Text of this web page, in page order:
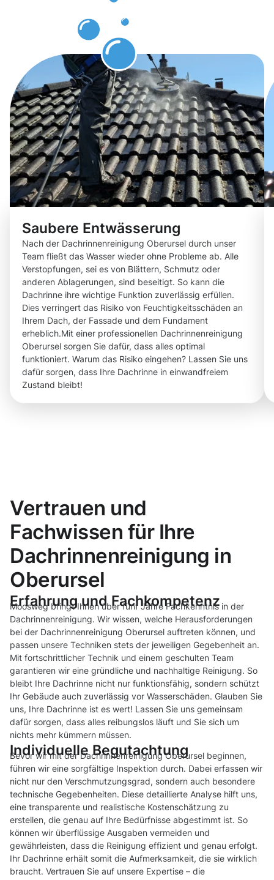
Saubere Entwässerung
Nach der Dachrinnenreinigung Oberursel durch unser
Team fließt das Wasser wieder ohne Probleme ab. Alle
Verstopfungen, sei es von Blättern, Schmutz oder
anderen Ablagerungen, sind beseitigt. So kann die
Dachrinne ihre wichtige Funktion zuverlässig erfüllen.
Dies verringert das Risiko von Feuchtigkeitsschäden an
Ihrem Dach, der Fassade und dem Fundament
erheblich.Mit einer professionellen Dachrinnenreinigung
Oberursel sorgen Sie dafür, dass alles optimal
funktioniert. Warum das Risiko eingehen? Lassen Sie uns
dafür sorgen, dass Ihre Dachrinne in einwandfreiem
Zustand bleibt!
Vertrauen und
Fachwissen für Ihre
Dachrinnenreinigung in
Oberursel
Erfahrung und Fachkompetenz
Moosweg bringt Ihnen über fünf Jahre Fachkenntnis in der
Dachrinnenreinigung. Wir wissen, welche Herausforderungen
bei der Dachrinnenreinigung Oberursel auftreten können, und
passen unsere Techniken stets der jeweiligen Gegebenheit an.
Mit fortschrittlicher Technik und einem geschulten Team
garantieren wir eine gründliche und nachhaltige Reinigung. So
bleibt Ihre Dachrinne nicht nur funktionsfähig, sondern schützt
Ihr Gebäude auch zuverlässig vor Wasserschäden. Glauben Sie
uns, Ihre Dachrinne ist es wert! Lassen Sie uns gemeinsam
dafür sorgen, dass alles reibungslos läuft und Sie sich um
nichts mehr kümmern müssen.
Individuelle Begutachtung
Bevor wir mit der Dachrinnenreinigung Oberursel beginnen,
führen wir eine sorgfältige Inspektion durch. Dabei erfassen wir
nicht nur den Verschmutzungsgrad, sondern auch besondere
technische Gegebenheiten. Diese detaillierte Analyse hilft uns,
eine transparente und realistische Kostenschätzung zu
erstellen, die genau auf Ihre Bedürfnisse abgestimmt ist. So
können wir überflüssige Ausgaben vermeiden und
gewährleisten, dass die Reinigung effizient und genau erfolgt.
Ihr Dachrinne erhält somit die Aufmerksamkeit, die sie wirklich
braucht. Vertrauen Sie auf unsere Expertise – die